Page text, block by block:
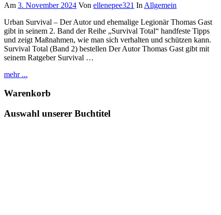
Am 3. November 2024 Von ellenepee321 In Allgemein
Urban Survival – Der Autor und ehemalige Legionär Thomas Gast
gibt in seinem 2. Band der Reihe „Survival Total“ handfeste Tipps
und zeigt Maßnahmen, wie man sich verhalten und schützen kann.
Survival Total (Band 2) bestellen Der Autor Thomas Gast gibt mit
seinem Ratgeber Survival …
mehr ...
Warenkorb
Auswahl unserer Buchtitel